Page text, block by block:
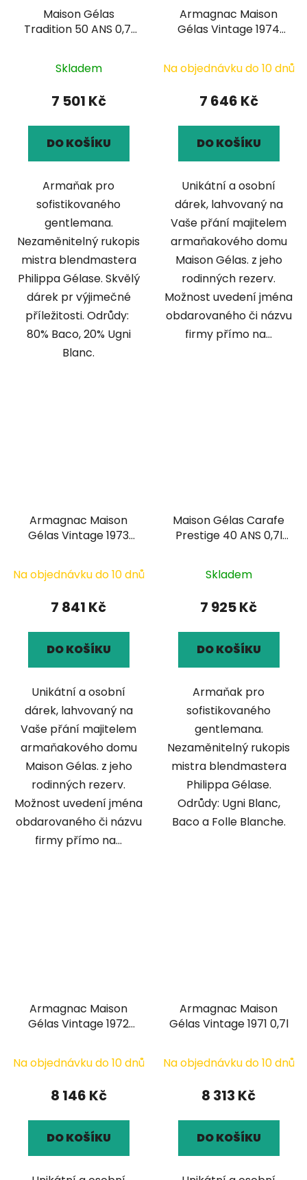
Maison Gélas
Tradition 50 ANS 0,7l
Skladem
7 501 Kč
DO KOŠÍKU
Armaňak pro
sofistikovaného
gentlemana.
Nezaměnitelný rukopis
mistra blendmastera
Philippa Gélase. Skvělý
dárek pr výjimečné
příležitosti. Odrůdy:
80% Baco, 20% Ugni
Blanc.
Armagnac Maison
Gélas Vintage 1974
Na objednávku do 10 dnů
7 646 Kč
DO KOŠÍKU
Unikátní a osobní
dárek, lahvovaný na
Vaše přání majitelem
armaňakového domu
Maison Gélas. z jeho
rodinných rezerv.
Možnost uvedení jména
obdarovaného či názvu
firmy přímo na...
Armagnac Maison
Gélas Vintage 1973
Na objednávku do 10 dnů
7 841 Kč
DO KOŠÍKU
Unikátní a osobní
dárek, lahvovaný na
Vaše přání majitelem
armaňakového domu
Maison Gélas. z jeho
rodinných rezerv.
Možnost uvedení jména
obdarovaného či názvu
firmy přímo na...
Maison Gélas Carafe
Prestige 40 ANS 0,7l
Skladem
7 925 Kč
DO KOŠÍKU
Armaňak pro
sofistikovaného
gentlemana.
Nezaměnitelný rukopis
mistra blendmastera
Philippa Gélase.
Odrůdy: Ugni Blanc,
Baco a Folle Blanche.
Armagnac Maison
Gélas Vintage 1972
Na objednávku do 10 dnů
8 146 Kč
DO KOŠÍKU
Armagnac Maison
Gélas Vintage 1971 0,7l
Na objednávku do 10 dnů
8 313 Kč
DO KOŠÍKU